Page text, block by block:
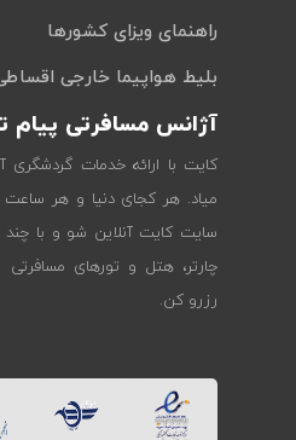
راهنمای ویزای کشورها
بلیط هواپیما خارجی
آژانس مسافرتی پیام
کایت با ارائه خدمات گردشگری
میاد. هر کجای دنیا و هر ساعت
سایت کایت آنلاین شو و با چند
چارتر، هتل و تورهای
رزرو کن.